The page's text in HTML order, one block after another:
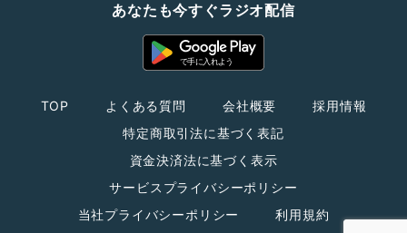
あなたも今すぐラジオ配信
TOP よくある質問 会社概要
採用情報
特定商取引法に基づく表記
資金決済法に基づく表示
サービスプライバシーポリシー
当社プライバシーポリシー
利用規約